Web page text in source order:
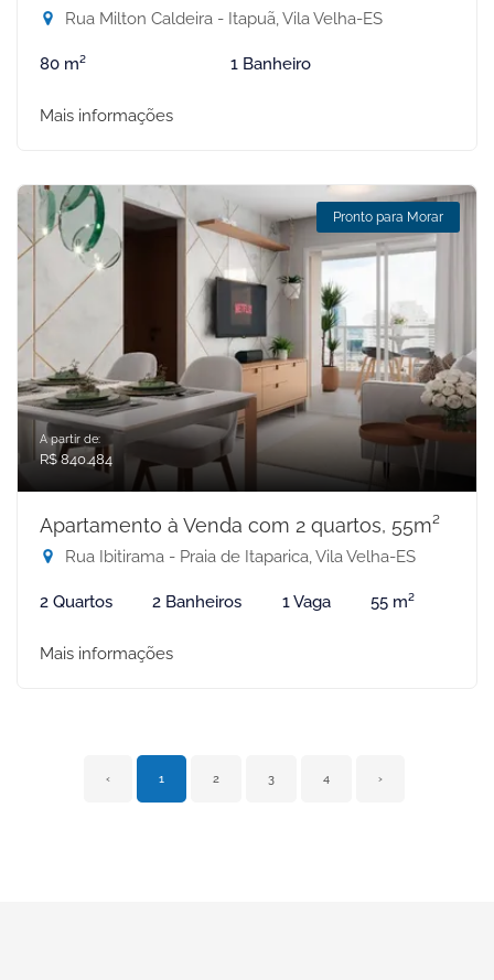
Rua Milton Caldeira - Itapuã, Vila Velha-ES
80 m² 1 Banheiro
Mais informações
Pronto para Morar
A partir de:
R$ 840.484
Apartamento à Venda com 2 quartos, 55m²
Rua Ibitirama - Praia de Itaparica, Vila Velha-ES
2 Quartos 2 Banheiros 1 Vaga 55 m²
Mais informações
‹ 1 2 3 4 ›